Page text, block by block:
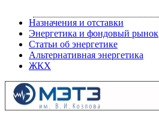
Назначения и отставки
Энергетика и фондовый рынок
Статьи об энергетике
Альтернативная энергетика
ЖКХ